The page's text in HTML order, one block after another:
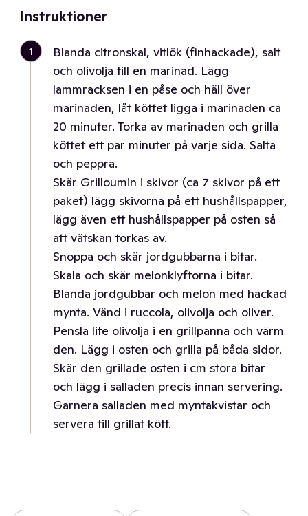
Instruktioner
1
Blanda citronskal, vitlök (finhackade), salt
och olivolja till en marinad. Lägg
lammracksen i en påse och häll över
marinaden, låt köttet ligga i marinaden ca
20 minuter. Torka av marinaden och grilla
köttet ett par minuter på varje sida. Salta
och peppra.
Skär Grilloumin i skivor (ca 7 skivor på ett
paket) lägg skivorna på ett hushållspapper,
lägg även ett hushållspapper på osten så
att vätskan torkas av.
Snoppa och skär jordgubbarna i bitar.
Skala och skär melonklyftorna i bitar.
Blanda jordgubbar och melon med hackad
mynta. Vänd i ruccola, olivolja och oliver.
Pensla lite olivolja i en grillpanna och värm
den. Lägg i osten och grilla på båda sidor.
Skär den grillade osten i cm stora bitar
och lägg i salladen precis innan servering.
Garnera salladen med myntakvistar och
servera till grillat kött.